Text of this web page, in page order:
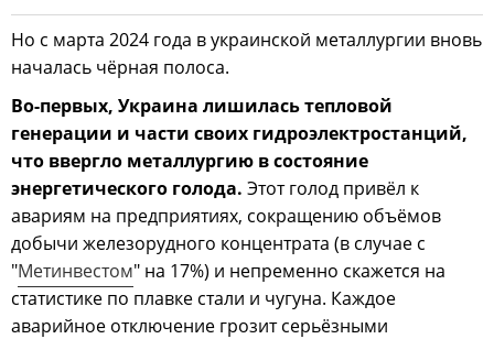
Но с марта 2024 года в украинской металлургии вновь
началась чёрная полоса.
Во-первых, Украина лишилась тепловой
генерации и части своих гидроэлектростанций,
что ввергло металлургию в состояние
энергетического голода. Этот голод привёл к
авариям на предприятиях, сокращению объёмов
добычи железорудного концентрата (в случае с
"Метинвестом" на 17%) и непременно скажется на
статистике по плавке стали и чугуна. Каждое
аварийное отключение грозит серьёзными